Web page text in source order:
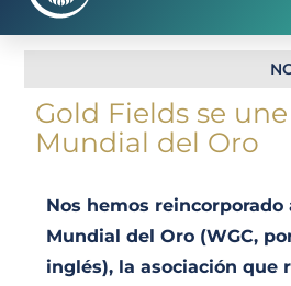
Gold Fields se
Mundial del Oro
Nos hemos reincorporado
Mundial del Oro (WGC,
inglés), la asociación que